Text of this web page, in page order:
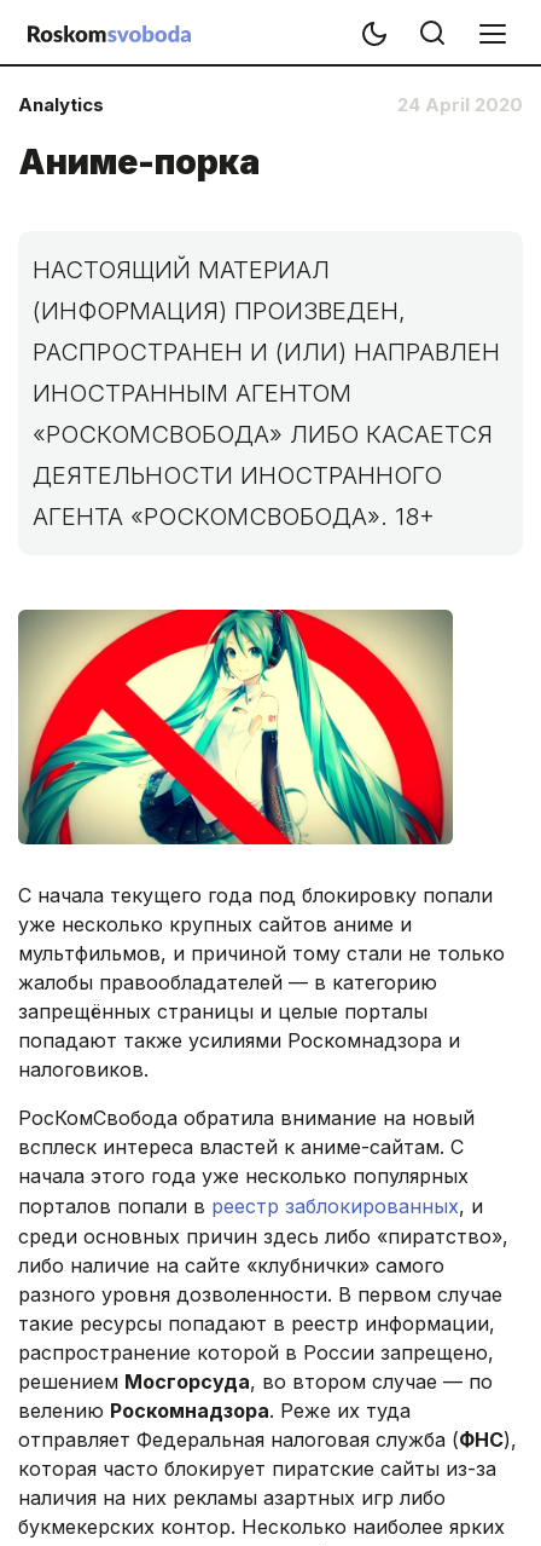
Analytics 24 April 2020
Аниме-порка
НАСТОЯЩИЙ МАТЕРИАЛ
(ИНФОРМАЦИЯ) ПРОИЗВЕДЕН,
РАСПРОСТРАНЕН И (ИЛИ) НАПРАВЛЕН
ИНОСТРАННЫМ АГЕНТОМ
«РОСКОМСВОБОДА» ЛИБО КАСАЕТСЯ
ДЕЯТЕЛЬНОСТИ ИНОСТРАННОГО
АГЕНТА «РОСКОМСВОБОДА». 18+
С начала текущего года под блокировку попали
уже несколько крупных сайтов аниме и
мультфильмов, и причиной тому стали не только
жалобы правообладателей — в категорию
запрещённых страницы и целые порталы
попадают также усилиями Роскомнадзора и
налоговиков.
РосКомСвобода обратила внимание на новый
всплеск интереса властей к аниме-сайтам. С
начала этого года уже несколько популярных
порталов попали в реестр заблокированных, и
среди основных причин здесь либо «пиратство»,
либо наличие на сайте «клубнички» самого
разного уровня дозволенности. В первом случае
такие ресурсы попадают в реестр информации,
распространение которой в России запрещено,
решением Мосгорсуда, во втором случае — по
велению Роскомнадзора. Реже их туда
отправляет Федеральная налоговая служба (ФНС),
которая часто блокирует пиратские сайты из-за
наличия на них рекламы азартных игр либо
букмекерских контор. Несколько наиболее ярких